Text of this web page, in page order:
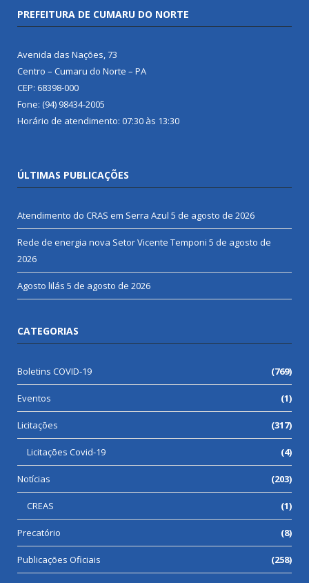
PREFEITURA DE CUMARU DO NORTE
Avenida das Nações, 73
Centro – Cumaru do Norte – PA
CEP: 68398-000
Fone: (94) 98434-2005
Horário de atendimento: 07:30 às 13:30
ÚLTIMAS PUBLICAÇÕES
Atendimento do CRAS em Serra Azul 5 de agosto de 2026
Rede de energia nova Setor Vicente Temponi 5 de agosto de
2026
Agosto lilás 5 de agosto de 2026
CATEGORIAS
Boletins COVID-19 (769)
Eventos (1)
Licitações (317)
Licitações Covid-19 (4)
Notícias (203)
CREAS (1)
Precatório (8)
Publicações Oficiais (258)